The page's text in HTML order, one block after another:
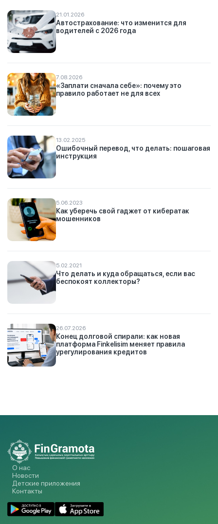
21.01.2026
Автострахование: что изменится для
водителей с 2026 года
7.08.2026
«Заплати сначала себе»: почему это
правило работает не для всех
13.02.2025
Ошибочный перевод, что делать: пошаговая
инструкция
5.06.2023
Как уберечь свой гаджет от кибератак
мошенников
5.02.2021
Что делать и куда обращаться, если вас
беспокоят коллекторы?
26.07.2026
Конец долговой спирали: как новая
платформа Finkelisim меняет правила
урегулирования кредитов
О нас
Новости
Детские приложения
Контакты